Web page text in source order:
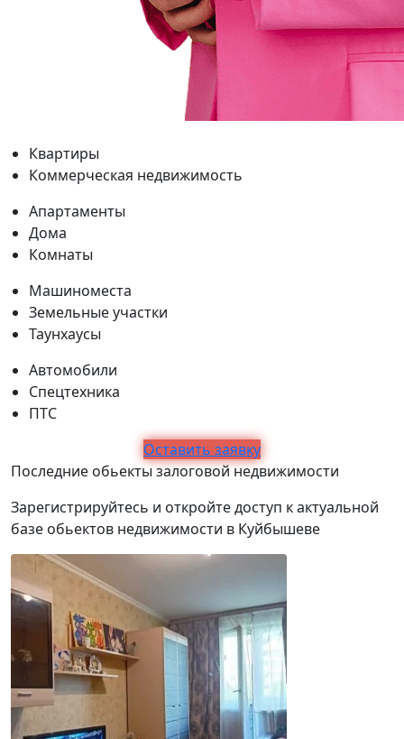
Квартиры
Коммерческая недвижимость
Апартаменты
Дома
Комнаты
Машиноместа
Земельные участки
Таунхаусы
Автомобили
Спецтехника
ПТС
Оставить заявку
Последние обьекты залоговой недвижимости
Зарегистрируйтесь и откройте доступ к актуальной
базе обьектов недвижимости в Куйбышеве